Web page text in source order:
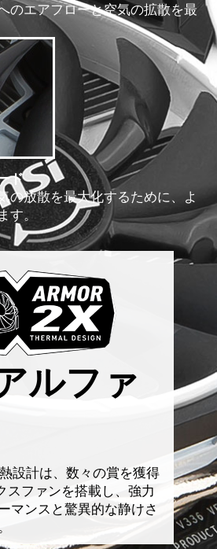
のエアフローと空気の拡散を最
ド
の放散を最大化するために、よ
す。
ルファ
設計は、数々の賞を獲得
スファンを搭載し、強力
マンスと驚異的な静けさ